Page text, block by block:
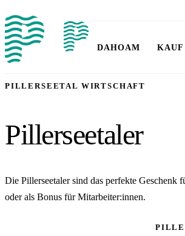
DAHOAM KAUF
PILLERSEETAL WIRTSCHAFT
Pillerseetaler
Die Pillerseetaler sind das perfekte Geschenk
oder als Bonus für Mitarbeiter:innen.